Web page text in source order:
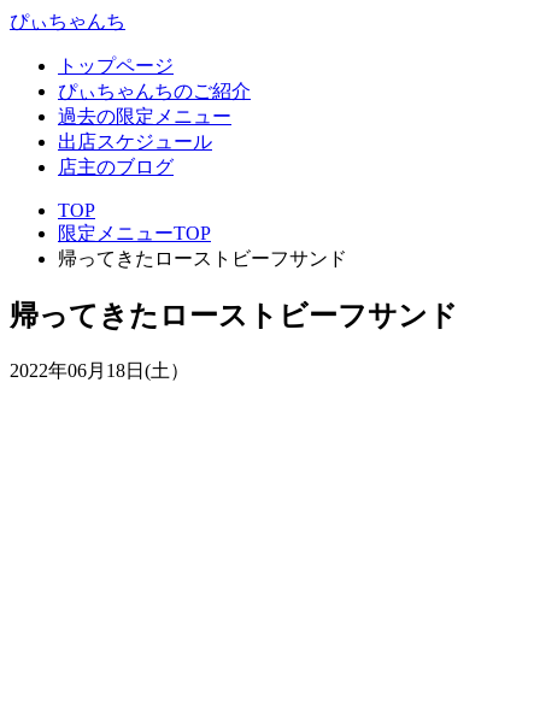
ぴぃちゃんち
トップページ
ぴぃちゃんちのご紹介
過去の限定メニュー
出店スケジュール
店主のブログ
TOP
限定メニューTOP
帰ってきたローストビーフサンド
帰ってきたローストビーフサンド
2022年06月18日(土）